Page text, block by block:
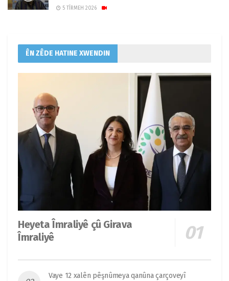
5 TÎRMEH 2026
ÊN ZÊDE HATINE XWENDIN
Heyeta Îmraliyê çû Girava
Îmraliyê
Vaye 12 xalên pêşnûmeya qanûna çarçoveyî